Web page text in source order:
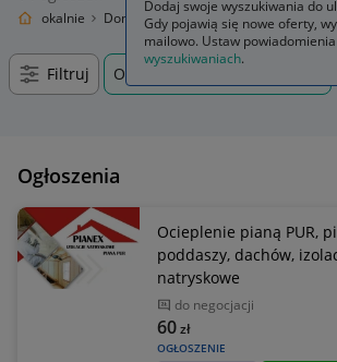
Lokalnie Dom i Ogród Budownictwo i
Filtruj Opoczno, Łódzkie, +0 km
Ogłoszenia
Ocieplenie pianą PUR,
poddaszy, dachów,
natryskowe
do negocjacji
OGŁOSZENIE
60zł
Dodaj swoje wyszukiwania do
Gdy pojawią się nowe oferty,
mailowo. Ustaw
wyszukiwaniach.